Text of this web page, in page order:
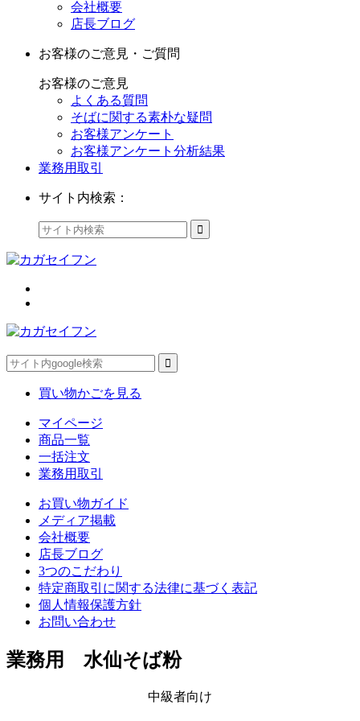
会社概要
店長ブログ
お客様のご意見・ご質問
お客様のご意見
よくある質問
そばに関する素朴な疑問
お客様アンケート
お客様アンケート分析結果
業務用取引
サイト内検索：
買い物かごを見る
マイページ
商品一覧
一括注文
業務用取引
お買い物ガイド
メディア掲載
会社概要
店長ブログ
3つのこだわり
特定商取引に関する法律に基づく表記
個人情報保護方針
お問い合わせ
業務用 水仙そば粉
中級者向け